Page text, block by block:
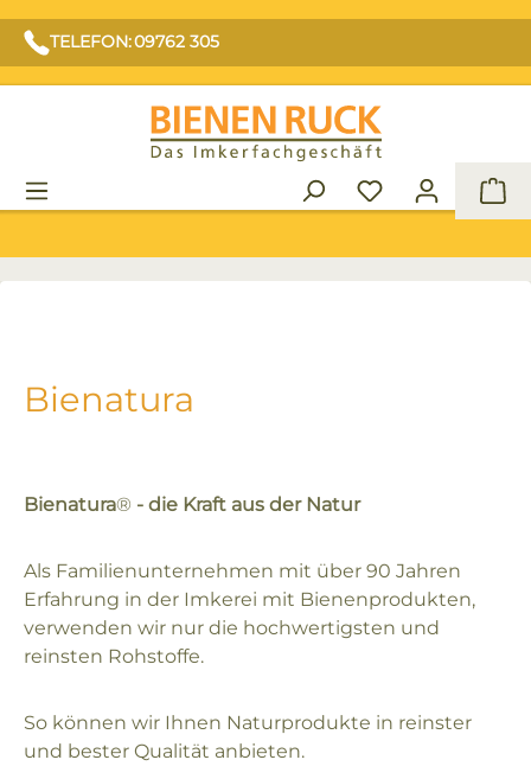
TELEFON: 09762 305
Bienatura
Bienatura® - die Kraft aus der Natur
Als Familienunternehmen mit über 90 Jahren
Erfahrung in der Imkerei mit Bienenprodukten,
verwenden wir nur die hochwertigsten und
reinsten Rohstoffe.
So können wir Ihnen Naturprodukte in reinster
und bester Qualität anbieten.